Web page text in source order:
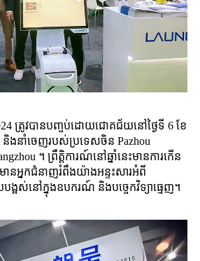
ត្រូវបានបញ្ចប់ដោយជោគជ័យនៅថ្ងៃទី 6 ខែ
នាំចេញរបស់ប្រទេសចិន Pazhou
។ ព្រឹត្តិការណ៍នៅឆ្នាំនេះមានការកើន
នអ្នកជំនាញរំពឹងយ៉ាងអន្ទះសារអំពី
ស់នៅក្នុងឧបករណ៍ និងបច្ចេកវិទ្យាធ្មេញ។